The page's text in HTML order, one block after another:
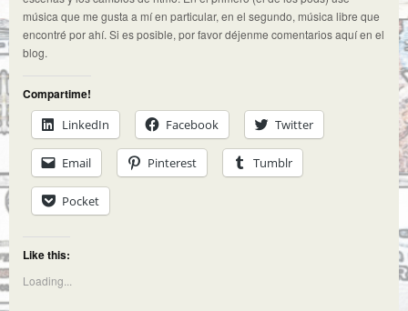
música que me gusta a mí en particular, en el segundo, música libre que
encontré por ahí. Si es posible, por favor déjenme comentarios aquí en el
blog.
Compartime!
LinkedIn
Facebook Twitter
Email Pinterest Tumblr
Pocket
Like this:
Loading...